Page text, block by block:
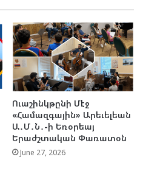
Ուաշինկթընի Մէջ
«Համազգային» Արեւելեան
Ա․Մ․Ն․-ի Եռօրեայ
Երաժշտական Փառատօն
June 27, 2026